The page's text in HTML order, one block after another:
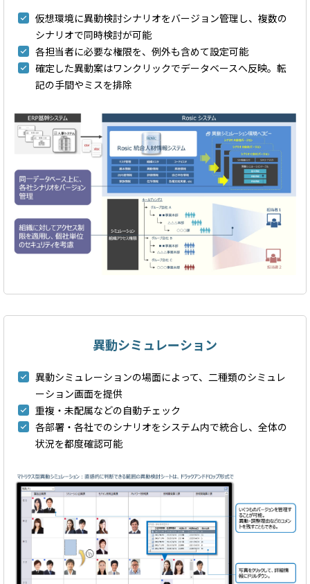
仮想環境に異動検討シナリオをバージョン管理し、複数の
シナリオで同時検討が可能
各担当者に必要な権限を、例外も含めて設定可能
確定した異動案はワンクリックでデータベースへ反映。転
記の手間やミスを排除
異動シミュレーション
異動シミュレーションの場面によって、二種類のシミュレ
ーション画面を提供
重複・未配属などの自動チェック
各部署・各社でのシナリオをシステム内で統合し、全体の
状況を都度確認可能